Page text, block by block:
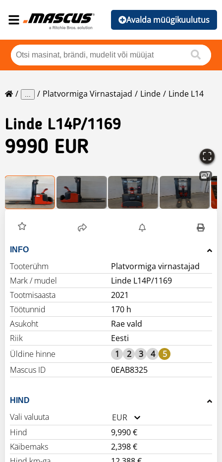
Avalda müügikuulutus
... Platvormiga Virnastajad Linde Linde L14
Linde L14P/1169
9990 EUR
7
INFO
Tooterühm
Platvormiga virnastajad
Mark / mudel
Linde L14P/1169
Tootmisaasta
2021
Töötunnid
170 h
Asukoht
Rae vald
Riik
Eesti
Üldine hinne
1 2 3 4
5
Mascus ID
0EAB8325
HIND
Vali valuuta
EUR
Hind
9,990 €
Käibemaks
2,398 €